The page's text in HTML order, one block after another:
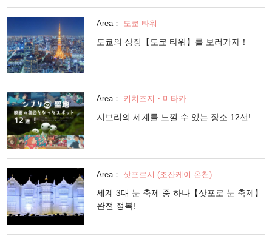
Area： 도쿄 타워
도쿄의 상징【도쿄 타워】를 보러가자！
Area： 키치조지・미타카
지브리의 세계를 느낄 수 있는 장소 12선!
Area： 삿포로시 (조잔케이 온천)
세계 3대 눈 축제 중 하나【삿포로 눈 축제】
완전 정복!